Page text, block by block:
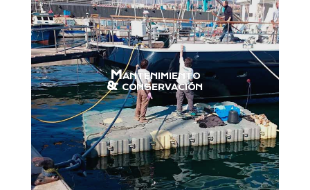
Mantenimiento
& conservación